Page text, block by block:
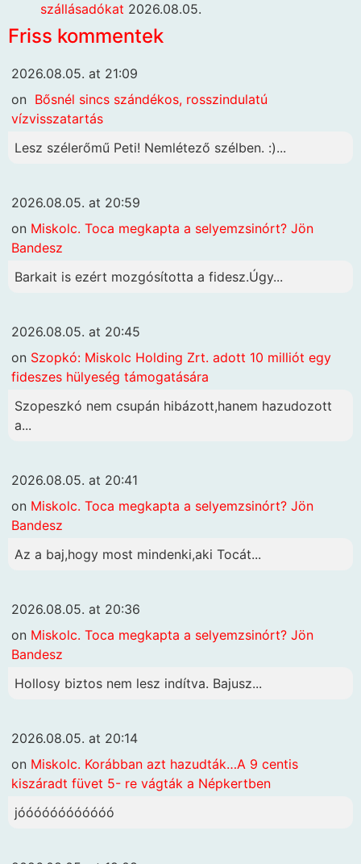
szállásadókat 2026.08.05.
Friss kommentek
2026.08.05. at 21:09
on Bősnél sincs szándékos, rosszindulatú
vízvisszatartás
Lesz szélerőmű Peti! Nemlétező szélben. :)...
2026.08.05. at 20:59
on Miskolc. Toca megkapta a selyemzsinórt? Jön
Bandesz
Barkait is ezért mozgósította a fidesz.Úgy...
2026.08.05. at 20:45
on Szopkó: Miskolc Holding Zrt. adott 10 milliót egy
fideszes hülyeség támogatására
Szopeszkó nem csupán hibázott,hanem hazudozott
a...
2026.08.05. at 20:41
on Miskolc. Toca megkapta a selyemzsinórt? Jön
Bandesz
Az a baj,hogy most mindenki,aki Tocát...
2026.08.05. at 20:36
on Miskolc. Toca megkapta a selyemzsinórt? Jön
Bandesz
Hollosy biztos nem lesz indítva. Bajusz...
2026.08.05. at 20:14
on Miskolc. Korábban azt hazudták…A 9 centis
kiszáradt füvet 5- re vágták a Népkertben
jóóóóóóóóóóóó